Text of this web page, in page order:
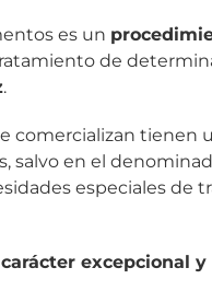
es un
de
.
comercializan tienen
salvo en el
especiales de
carácter excepcional